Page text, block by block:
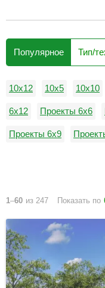
Популярное Тип/
10x12 10x5 10х10
6x12 Проекты 6х6
Проекты 6х9
1–60 из 247 Показать по